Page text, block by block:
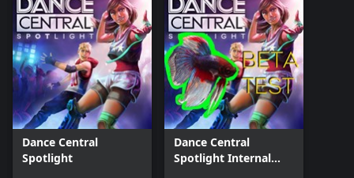
Dance Central
Spotlight
Dance Central
Spotlight Internal